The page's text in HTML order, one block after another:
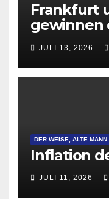
Frankfurt
gewinnen
JULI 13, 2026
DER WEISE, ALTE MANN
Inflation
JULI 11, 2026